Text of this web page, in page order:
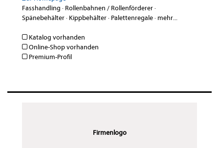
Fasshandling · Rollenbahnen / Rollenförderer·
Spänebehälter· Kippbehälter· Palettenregale· mehr...
Katalog vorhanden
Online-Shop vorhanden
Premium-Profil
Firmenlogo